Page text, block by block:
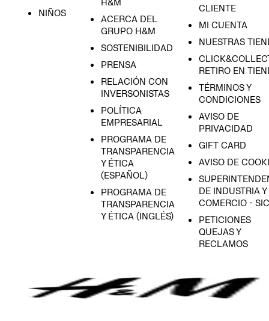
NIÑOS
H&M
ACERCA DEL
GRUPO H&M
SOSTENIBILIDAD
PRENSA
RELACIÓN CON
INVERSONISTAS
POLÍTICA
EMPRESARIAL
PROGRAMA DE
TRANSPARENCIA
Y ÉTICA
(ESPAÑOL)
PROGRAMA DE
TRANSPARENCIA
Y ÉTICA (INGLÉS)
CLIENTE
MI CUENTA
NUESTRAS
RETIRO EN
TÉRMINOS Y
CONDICIONES
AVISO DE
PRIVACIDAD
GIFT CARD
AVISO DE
DE INDUSTRIA Y
COMERCIO - SIC
PETICIONES
QUEJAS Y
RECLAMOS